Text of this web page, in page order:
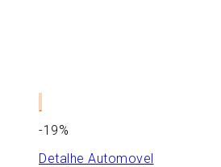
-19%
Detalhe Automovel